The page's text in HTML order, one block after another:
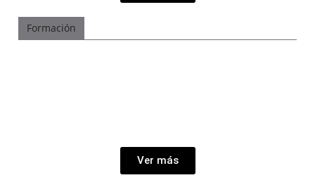
Formación
Ver más